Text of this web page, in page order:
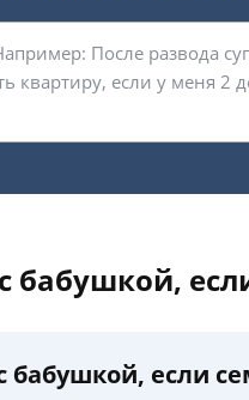
бабушкой,
бабушкой, если